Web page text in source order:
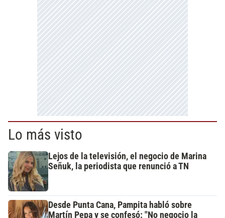
Lo más visto
Lejos de la televisión, el negocio de Marina
Señuk, la periodista que renunció a TN
Desde Punta Cana, Pampita habló sobre
Martín Pepa y se confesó: "No negocio la